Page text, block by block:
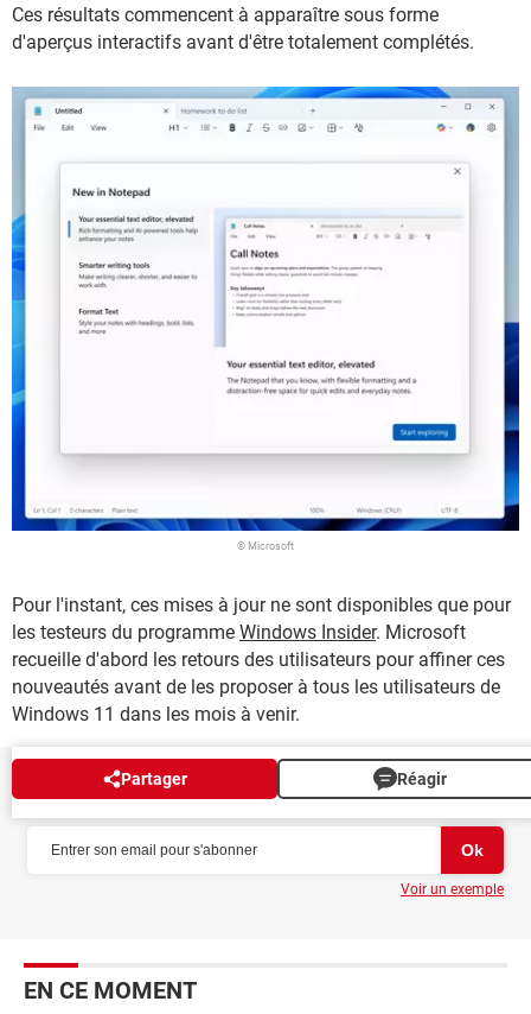
Ces résultats commencent à apparaître sous forme
d'aperçus interactifs avant d'être totalement complétés.
© Microsoft
Pour l'instant, ces mises à jour ne sont disponibles que pour
les testeurs du programme Windows Insider. Microsoft
recueille d'abord les retours des utilisateurs pour affiner ces
nouveautés avant de les proposer à tous les utilisateurs de
Windows 11 dans les mois à venir.
Partager Réagir
NEWSLETTER
Voir un exemple
EN CE MOMENT